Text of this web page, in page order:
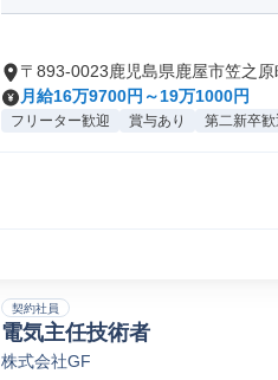
〒893-0023鹿児島県鹿屋市笠之原
月給16万9700円～19万1000円
フリーター歓迎 賞与あり 第二新卒歓
契約社員
電気主任技術者
株式会社GF